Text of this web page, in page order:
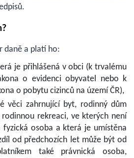
daně a platí ho:
je přihlášená v obci (k trvalému
o evidenci obyvatel nebo k
o pobytu cizinců na území ČR),
věci zahrnující byt, rodinný dům
rekreaci, ve kterých není
fyzická osoba a která je umístěna
od předchozích let může být od
také právnická osoba,